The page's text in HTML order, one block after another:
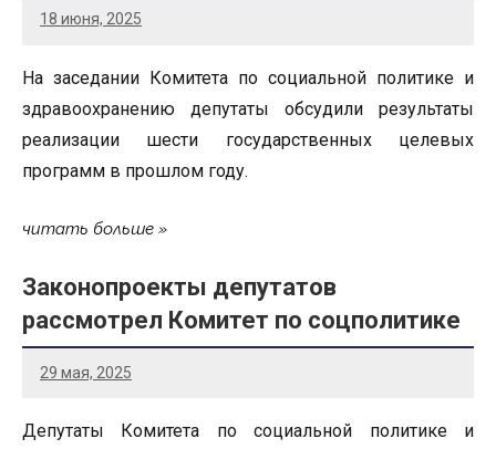
18 июня, 2025
На заседании Комитета по социальной политике и
здравоохранению депутаты обсудили результаты
реализации шести государственных целевых
программ в прошлом году.
читать больше
Законопроекты депутатов
рассмотрел Комитет по соцполитике
29 мая, 2025
Депутаты Комитета по социальной политике и